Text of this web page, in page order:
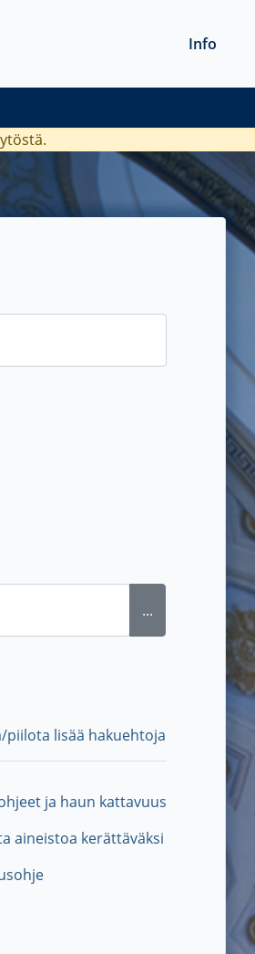
Info
...
piilota lisää hakuehtoja
ja haun kattavuus
aineistoa kerättäväksi